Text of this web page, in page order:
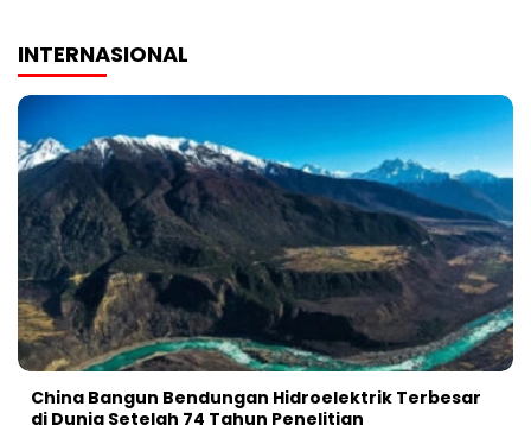
INTERNASIONAL
China Bangun Bendungan Hidroelektrik Terbesar
di Dunia Setelah 74 Tahun Penelitian